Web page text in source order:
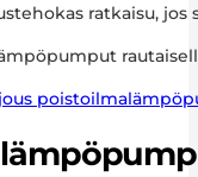
ratkaisu,